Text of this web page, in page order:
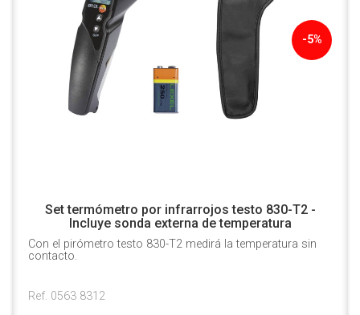
-5%
Set termómetro por infrarrojos testo 830-T2 -
Incluye sonda externa de temperatura
Con el pirómetro testo 830-T2 medirá la temperatura sin
contacto.
Ref. 0563 8312